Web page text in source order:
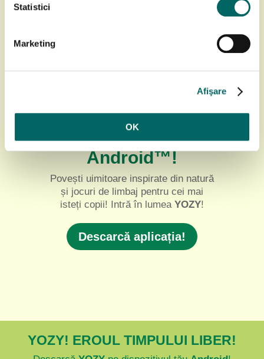
Statistici
Marketing
Afişare
OK
disponibil pe
dispozitivele
Android™!
Povești uimitoare inspirate din natură
și jocuri de limbaj pentru cei mai
isteți copii! Intră în lumea YOZY!
Descarcă aplicația!
YOZY! EROUL TIMPULUI LIBER!